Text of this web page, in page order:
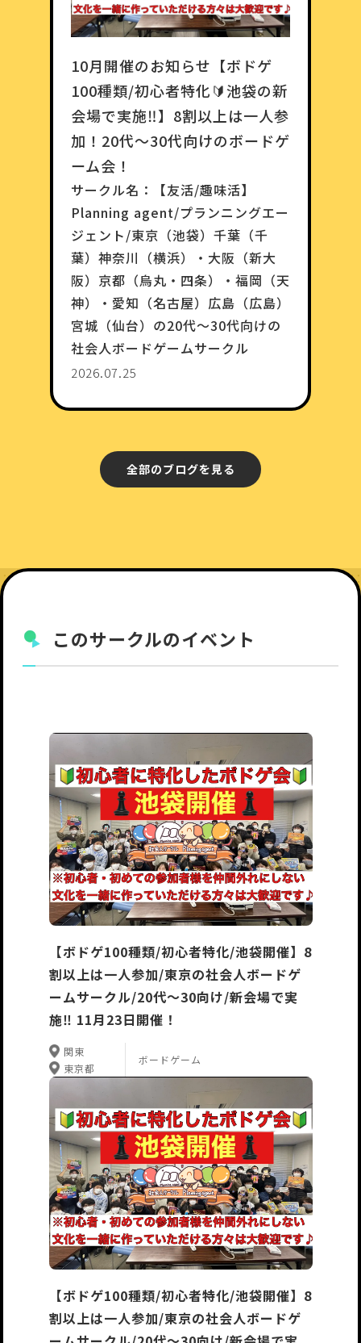
10月開催のお知らせ【ボドゲ
100種類/初心者特化🔰池袋の新
会場で実施‼️】8割以上は一人参
加！20代〜30代向けのボードゲ
ーム会！
サークル名：
【友活/趣味活】
Planning agent/プランニングエー
ジェント/東京（池袋）千葉（千
葉）神奈川（横浜）・大阪（新大
阪）京都（烏丸・四条）・福岡（天
神）・愛知（名古屋）広島（広島）
宮城（仙台）の20代〜30代向けの
社会人ボードゲームサークル
2026.07.25
全部のブログを見る
このサークルのイベント
【ボドゲ100種類/初心者特化/池袋開催】8
割以上は一人参加/東京の社会人ボードゲ
ームサークル/20代〜30向け/新会場で実
施‼️ 11月23日開催！
関東
東京都
ボードゲーム
【ボドゲ100種類/初心者特化/池袋開催】8
割以上は一人参加/東京の社会人ボードゲ